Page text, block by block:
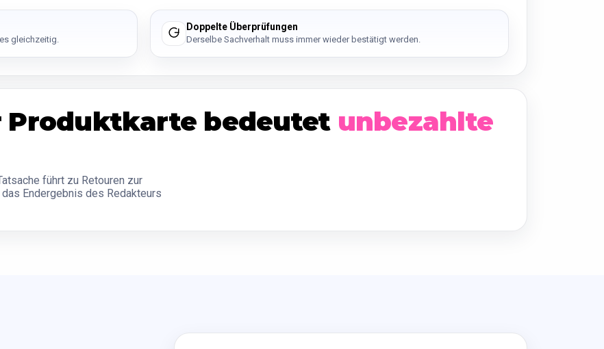
gleichzeitig.
Doppelte Überprüfungen
Derselbe Sachverhalt muss immer wieder bestätigt werden.
Produktkarte bedeutet unbezahlte
führt zu Retouren zur
Endergebnis des Redakteurs